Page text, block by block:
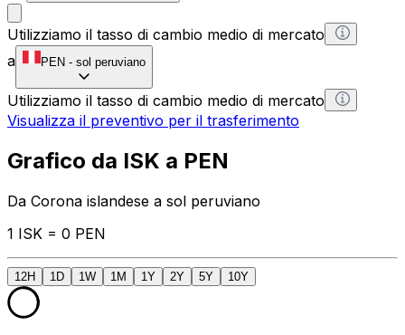
Utilizziamo il tasso di cambio medio di mercato
a
PEN - sol peruviano
Utilizziamo il tasso di cambio medio di mercato
Visualizza il preventivo per il trasferimento
Grafico da ISK a PEN
Da Corona islandese a sol peruviano
1 ISK = 0 PEN
12H 1D 1W 1M 1Y 2Y 5Y 10Y